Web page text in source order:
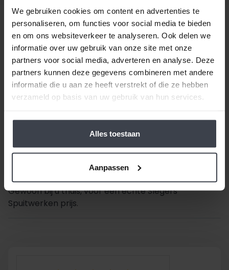
We gebruiken cookies om content en advertenties te
personaliseren, om functies voor social media te bieden
en om ons websiteverkeer te analyseren. Ook delen we
informatie over uw gebruik van onze site met onze
partners voor social media, adverteren en analyse. Deze
partners kunnen deze gegevens combineren met andere
informatie die u aan ze heeft verstrekt of die ze hebben
verzameld op basis van uw gebruik van hun services.
Alles toestaan
Aanpassen
Beste klant, wanneer alles duurder wordt,houden
wij de prijzen laag.Daarom zijn al onze extra
services gratis of goed betaalbaar. Wilt u pas
volgend jaar uw woning laten stucen, dunpleisteren
of latexspuiten? Ook dat houden we betaalbaar, zo
spreken we samen met u een vaste prijs af en
houden wij ons aan de gemaakte prijsafspraak vanaf
de dag dat uw offerte getekend is -
of aannemers. Op zoek naar nóg meer gemak voor
een goede prijs, laat dan je stucwerk, pleisterwerk of
spuitwerk voordelig op maat inmeten en realiseren.
Gewoon bij u thuis, voor een echte Slegers
Spuitwerken prijs.